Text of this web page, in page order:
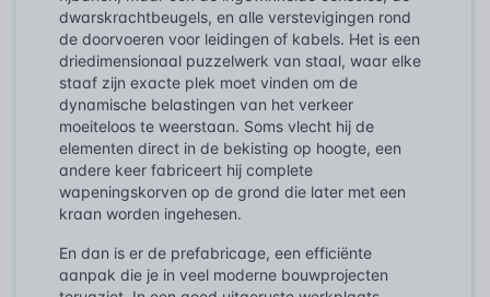
dwarskrachtbeugels, en alle verstevigingen rond
de doorvoeren voor leidingen of kabels. Het is een
driedimensionaal puzzelwerk van staal, waar elke
staaf zijn exacte plek moet vinden om de
dynamische belastingen van het verkeer
moeiteloos te weerstaan. Soms vlecht hij de
elementen direct in de bekisting op hoogte, een
andere keer fabriceert hij complete
wapeningskorven op de grond die later met een
kraan worden ingehesen.
En dan is er de prefabricage, een efficiënte
aanpak die je in veel moderne bouwprojecten